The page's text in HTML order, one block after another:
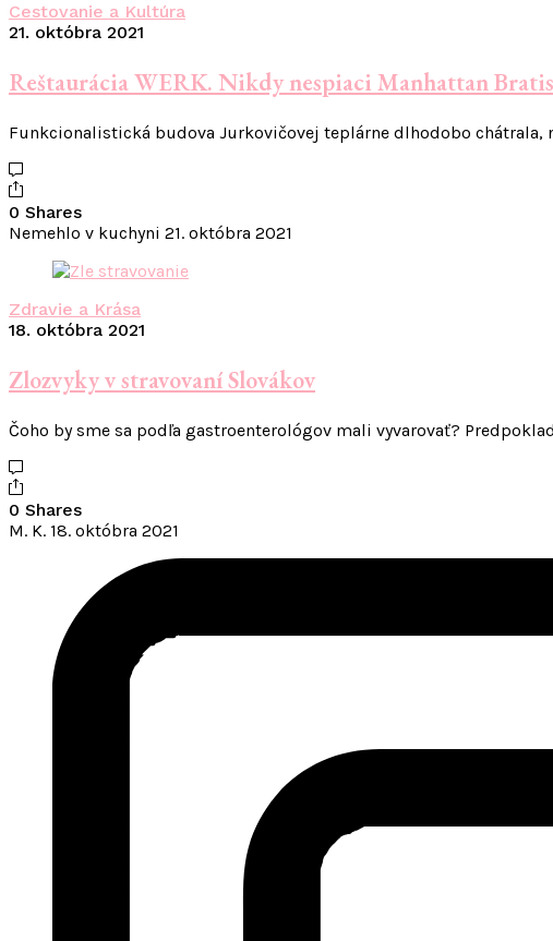
Cestovanie a Kultúra
21. októbra 2021
Reštaurácia WERK. Nikdy nespiaci Manhattan
Funkcionalistická budova Jurkovičovej teplárne dlhodobo
0 Shares
Nemehlo v kuchyni 21. októbra 2021
Zdravie a Krása
18. októbra 2021
Zlozvyky v stravovaní Slovákov
Čoho by sme sa podľa gastroenterológov mali vyvarovať?
0 Shares
M. K. 18. októbra 2021